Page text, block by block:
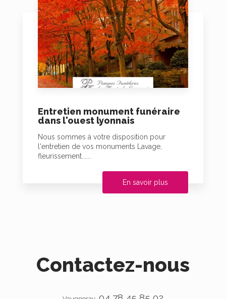
Entretien monument funéraire
dans l'ouest lyonnais
Nous sommes à votre disposition pour
l'entretien de vos monuments Lavage,
fleurissement......
En savoir plus
Contactez-nous